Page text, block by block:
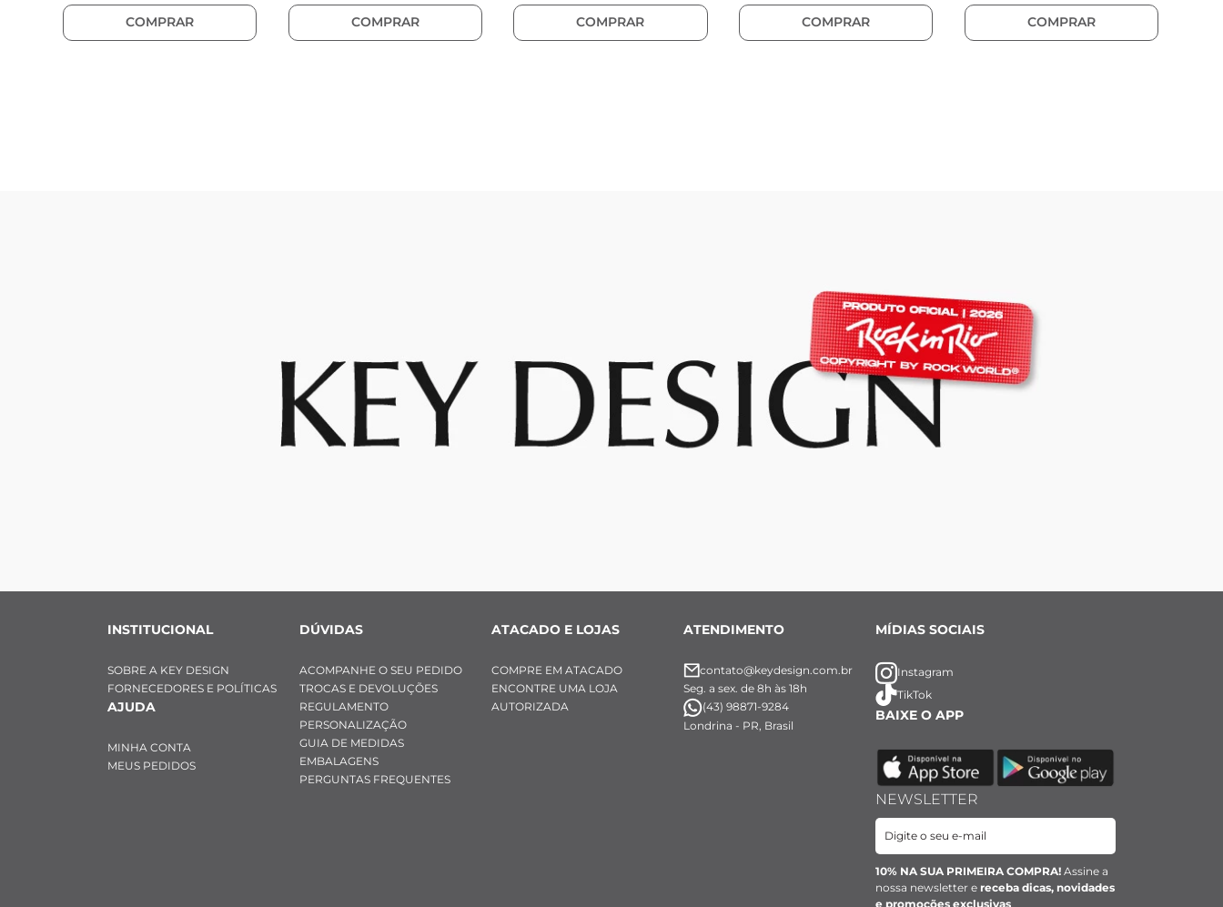
Pingente Key Design:
COMPRAR COMPRAR COMPRAR COMPRAR COMPRAR
INSTITUCIONAL
SOBRE A KEY DESIGN
FORNECEDORES E POLÍTICAS
AJUDA
MINHA CONTA
MEUS PEDIDOS
DÚVIDAS
ACOMPANHE O SEU PEDIDO
TROCAS E DEVOLUÇÕES
REGULAMENTO
PERSONALIZAÇÃO
GUIA DE MEDIDAS
EMBALAGENS
PERGUNTAS FREQUENTES
ATACADO E LOJAS
COMPRE EM ATACADO
ENCONTRE UMA LOJA
AUTORIZADA
ATENDIMENTO
contato@keydesign.com.br
Seg. a sex. de 8h às 18h
(43) 98871-9284
Londrina - PR, Brasil
MÍDIAS SOCIAIS
Instagram
TikTok
BAIXE O APP
NEWSLETTER
10% NA SUA PRIMEIRA COMPRA! Assine a
nossa newsletter e receba dicas, novidades
e promoções exclusivas